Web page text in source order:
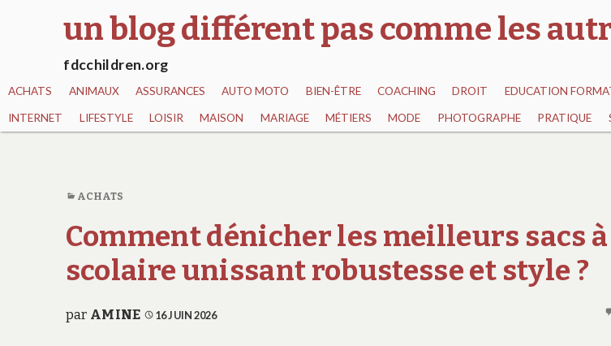
un blog différent pas comme les
fdcchildren.org
ACHATS ANIMAUX ASSURANCES AUTO MOTO BIEN-ÊTRE COACHING DROIT EDUCATION
INTERNET LIFESTYLE LOISIR MAISON MARIAGE MÉTIERS MODE PHOTOGRAPHE PRATIQUE
ACHATS
Comment dénicher les meilleurs sacs à
scolaire unissant robustesse et style ?
par AMINE 16 JUIN 2026